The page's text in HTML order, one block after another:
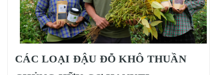
CÁC LOẠI ĐẬU ĐỖ KHÔ THUẦN